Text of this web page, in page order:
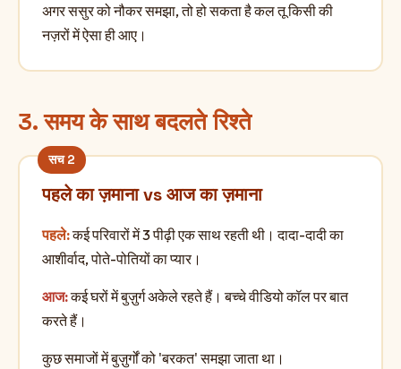
अगर ससुर को नौकर समझा, तो हो सकता है कल तू किसी की
नज़रों में ऐसा ही आए।
3. समय के साथ बदलते रिश्ते
पहले का ज़माना vs आज का ज़माना
पहले:कई परिवारों में 3 पीढ़ी एक साथ रहती थी। दादा-दादी का
आशीर्वाद, पोते-पोतियों का प्यार।
आज:कई घरों में बुज़ुर्ग अकेले रहते हैं। बच्चे वीडियो कॉल पर बात
करते हैं।
कुछ समाजों में बुज़ुर्गों को 'बरकत' समझा जाता था।